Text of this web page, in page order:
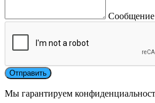
Сообщение
Мы гарантируем